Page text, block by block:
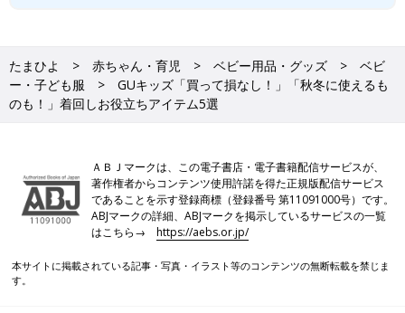
(文・水川ちさ)
●記事内容でご紹介している投稿、リンク先は、削除される場合
●記事内の価格はすべて税込み、2025年10月時点のものです。
たまひよ 赤ちゃん・育児 ベビー用品・グッズ
ベビ
ー・子ども服
GUキッズ「買って損なし！」「秋冬に使えるも
のも！」着回しお役立ちアイテム5選
ＡＢＪマークは、この電子書店・電子書籍配信サービスが、
著作権者からコンテンツ使用許諾を得た正規版配信サービス
であることを示す登録商標（登録番号 第11091000号）です。
ABJマークの詳細、ABJマークを掲示しているサービスの一覧
はこちら→https://aebs.or.jp/
本サイトに掲載されている記事・写真・イラスト等のコンテンツの無断転載を禁じま
す。